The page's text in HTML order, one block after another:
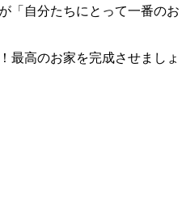
「自分たちにとって一番のお
最高のお家を完成させましょ